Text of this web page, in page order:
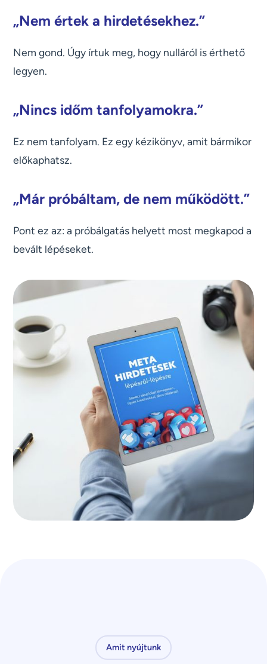
„Nem értek a hirdetésekhez.”
Nem gond. Úgy írtuk meg, hogy nulláról is érthető
legyen.
„Nincs időm tanfolyamokra.”
Ez nem tanfolyam. Ez egy kézikönyv, amit bármikor
előkaphatsz.
„Már próbáltam, de nem működött.”
Pont ez az: a próbálgatás helyett most megkapod a
bevált lépéseket.
Amit nyújtunk